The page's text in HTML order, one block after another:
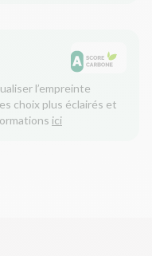
l’empreinte
choix plus éclairés et
ici